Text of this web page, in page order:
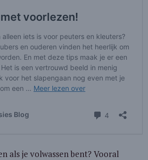
als je volwassen bent? Vooral